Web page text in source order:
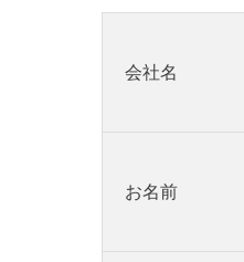
会社名
お名前